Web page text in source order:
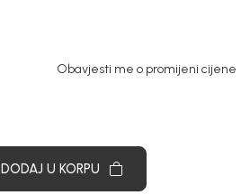
Obavjesti me o promijeni cijene
DODAJ U KORPU